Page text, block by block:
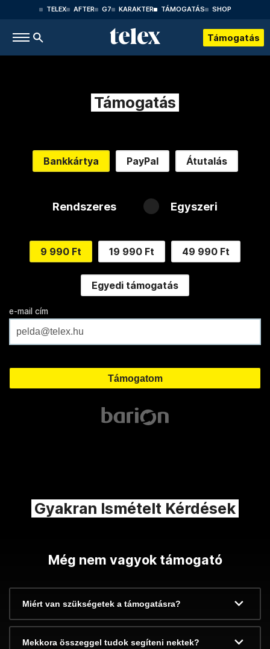
TELEX AFTER G7 KARAKTER TÁMOGATÁS SHOP
Támogatás
Támogatás
Bankkártya PayPal Átutalás
Rendszeres Egyszeri
9 990 Ft 19 990 Ft 49 990 Ft
Egyedi támogatás
e-mail cím
Gyakran Ismételt Kérdések
Még nem vagyok támogató
Miért van szükségetek a támogatásra?
Mekkora összeggel tudok segíteni nektek?